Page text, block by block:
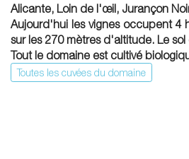
Alicante, Loin de l'œil, Jurançon
Aujourd'hui les vignes occupent 4
sur les 270 mètres d'altitude. Le
Tout le domaine est cultivé
Toutes les cuvées du domaine